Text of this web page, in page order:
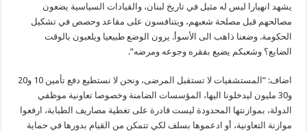
يشهد انهيارا ليس له مثيل في تاريخ لبنان، والقيادات السياسية يضعون
مصالحهم قبل مصلحة شعبهم، ويتنافسون على مقاعد وحصص في تشكيل
الحكومة. وضعنا ذاهب الى الأسوأ. يرون الوضع طبيعيا ويلعبون بالوقت
الضايع؟ وشعبكم يضيع بفقره وجوعه ومرضه”.
اضاف: “المستشفيات لا تستقبل المرضى، ونحن لا نستطيع دفع تأمين 10 و20
و30 مليون ليدخلونا اليها، المؤسسات الضامنة وخصوصا تعاونية موظفي
الدولة، بموازنتها المحدودة ليست قادرة على تغطية مصاريف الطبابة، ارفعوا
موازنة التعاونية، أو ادعموها بسلف لكي تتمكن من القيام بدورها في حماية